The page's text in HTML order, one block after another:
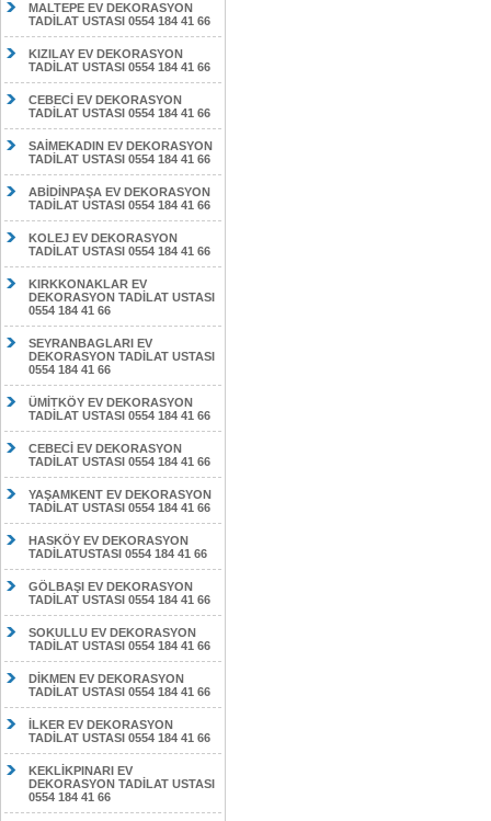
MALTEPE EV DEKORASYON
TADİLAT USTASI 0554 184 41 66
KIZILAY EV DEKORASYON
TADİLAT USTASI 0554 184 41 66
CEBECİ EV DEKORASYON
TADİLAT USTASI 0554 184 41 66
SAİMEKADIN EV DEKORASYON
TADİLAT USTASI 0554 184 41 66
ABİDİNPAŞA EV DEKORASYON
TADİLAT USTASI 0554 184 41 66
KOLEJ EV DEKORASYON
TADİLAT USTASI 0554 184 41 66
KIRKKONAKLAR EV
DEKORASYON TADİLAT USTASI
0554 184 41 66
SEYRANBAGLARI EV
DEKORASYON TADİLAT USTASI
0554 184 41 66
ÜMİTKÖY EV DEKORASYON
TADİLAT USTASI 0554 184 41 66
CEBECİ EV DEKORASYON
TADİLAT USTASI 0554 184 41 66
YAŞAMKENT EV DEKORASYON
TADİLAT USTASI 0554 184 41 66
HASKÖY EV DEKORASYON
TADİLATUSTASI 0554 184 41 66
GÖLBAŞI EV DEKORASYON
TADİLAT USTASI 0554 184 41 66
SOKULLU EV DEKORASYON
TADİLAT USTASI 0554 184 41 66
DİKMEN EV DEKORASYON
TADİLAT USTASI 0554 184 41 66
İLKER EV DEKORASYON
TADİLAT USTASI 0554 184 41 66
KEKLİKPINARI EV
DEKORASYON TADİLAT USTASI
0554 184 41 66